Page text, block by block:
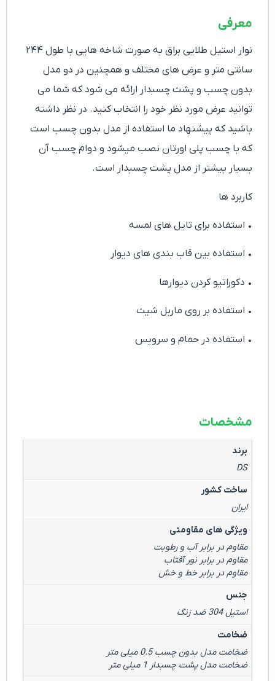
معرفی
نوار استیل طلایی براق به صورت شاخه هایی با طول ۲۴۴
سانتی متر و عرض های مختلف و همچنین در دو مدل
بدون چسب و پشت چسبدار ارائه می شود که شما می
توانید عرض مورد نظر خود را انتخاب کنید. در نظر داشته
باشید که پیشنهاد ما استفاده از مدل بدون چسب است
که با چسب پلی اورتان نصب میشود و دوام چسب آن
بسیار بیشتر از مدل پشت چسبدار است.
کاربرد ها
• استفاده برای تایل های لمسه
• استفاده بین قاب بندی های دیوار
• دکوراتیو کردن دیوارها
• استفاده بر روی ماربل شیت
• استفاده در حمام و سرویس
مشخصات
برند
DS
ساخت کشور
ایران
ویژگی های مقاومتی
مقاوم در برابر آب و رطوبت
مقاوم در برابر نور آفتاب
مقاوم در برابر خط و خش
جنس
استیل 304 ضد زنگ
ضخامت
ضخامت مدل بدون چسب 0.5 میلی متر
ضخامت مدل پشت چسبدار 1 میلی متر